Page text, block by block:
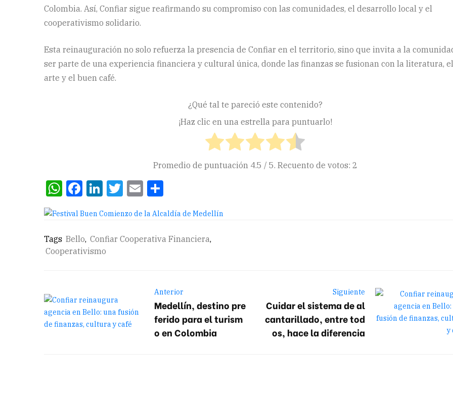
Colombia. Así, Confiar sigue reafirmando su compromiso con las comunidades, el desarrollo local y el
cooperativismo solidario.
Esta reinauguración no solo refuerza la presencia de Confiar en el territorio, sino que invita a la
ser parte de una experiencia financiera y cultural única, donde las finanzas se fusionan con la literatura, el
arte y el buen café.
¿Qué tal te pareció este contenido?
¡Haz clic en una estrella para puntuarlo!
Promedio de puntuación 4.5 / 5. Recuento de votos: 2
WhatsApp
Facebook
LinkedIn
Twitter
Email
Tags Bello, Confiar Cooperativa Financiera,
Cooperativismo
Anterior
Medellín, destino pre
ferido para el turism
o en Colombia
Siguiente
Cuidar el sistema de al
cantarillado, entre tod
os, hace la diferencia